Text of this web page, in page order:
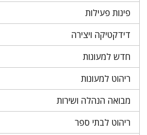
פינות פעילות
דידקטיקה ויצירה
חדש למעונות
ריהוט למעונות
מבואה הנהלה ושירות
ריהוט לבתי ספר